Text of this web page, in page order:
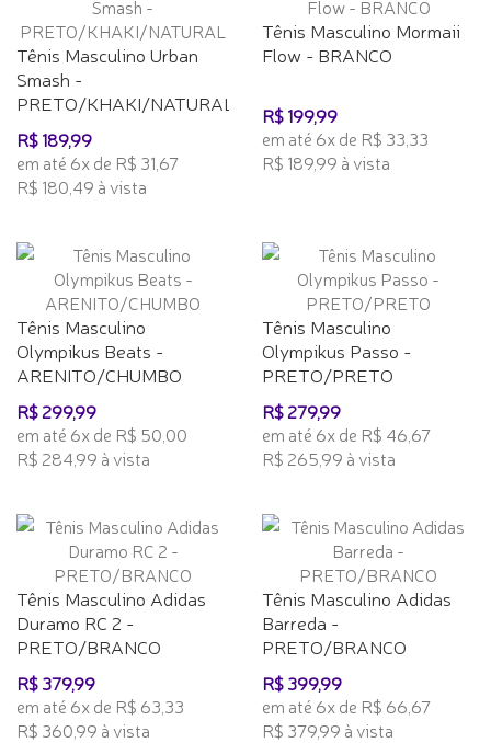
Tênis Masculino Urban
Smash -
PRETO/KHAKI/NATURAL
R$ 189,99
em até 6x de R$ 31,67
R$ 180,49 à vista
Tênis Masculino Mormaii
Flow - BRANCO
R$ 199,99
em até 6x de R$ 33,33
R$ 189,99 à vista
Tênis Masculino
Olympikus Beats -
ARENITO/CHUMBO
R$ 299,99
em até 6x de R$ 50,00
R$ 284,99 à vista
Tênis Masculino
Olympikus Passo -
PRETO/PRETO
R$ 279,99
em até 6x de R$ 46,67
R$ 265,99 à vista
Tênis Masculino Adidas
Duramo RC 2 -
PRETO/BRANCO
R$ 379,99
em até 6x de R$ 63,33
R$ 360,99 à vista
Tênis Masculino Adidas
Barreda -
PRETO/BRANCO
R$ 399,99
em até 6x de R$ 66,67
R$ 379,99 à vista